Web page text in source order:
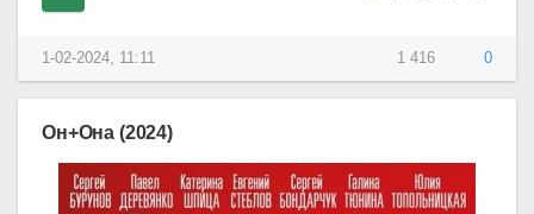
1 416 0
1-02-2024, 11:11
Он+Она (2024)